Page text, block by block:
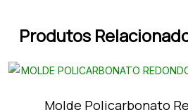
Produtos
Molde Policarbonato